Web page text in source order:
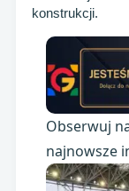
konstrukcji.
Obserwuj
najnowsze